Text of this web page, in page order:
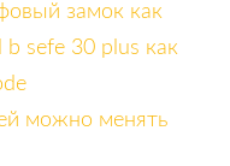
замок как
sefe 30 plus как
можно менять